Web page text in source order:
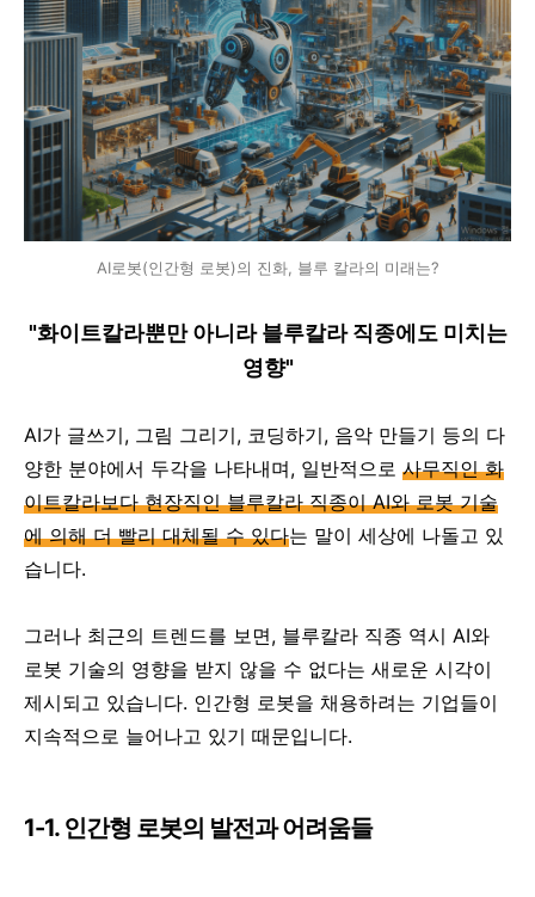
AI로봇(인간형 로봇)의 진화, 블루 칼라의 미래는?
"화이트칼라뿐만 아니라 블루칼라 직종에도 미치는
영향"
AI가 글쓰기, 그림 그리기, 코딩하기, 음악 만들기 등의 다
양한 분야에서 두각을 나타내며, 일반적으로 사무직인 화
이트칼라보다 현장직인 블루칼라 직종이 AI와 로봇 기술
에 의해 더 빨리 대체될 수 있다는 말이 세상에 나돌고 있
습니다.
그러나 최근의 트렌드를 보면, 블루칼라 직종 역시 AI와
로봇 기술의 영향을 받지 않을 수 없다는 새로운 시각이
제시되고 있습니다. 인간형 로봇을 채용하려는 기업들이
지속적으로 늘어나고 있기 때문입니다.
1-1. 인간형 로봇의 발전과 어려움들